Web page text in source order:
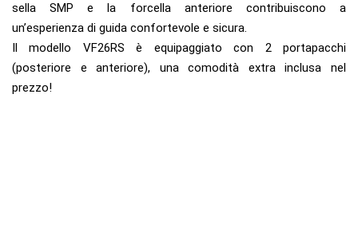
sella SMP e la forcella anteriore contribuiscono a
un’esperienza di guida confortevole e sicura.
Il modello VF26RS è equipaggiato con 2 portapacchi
(posteriore e anteriore), una comodità extra inclusa nel
prezzo!